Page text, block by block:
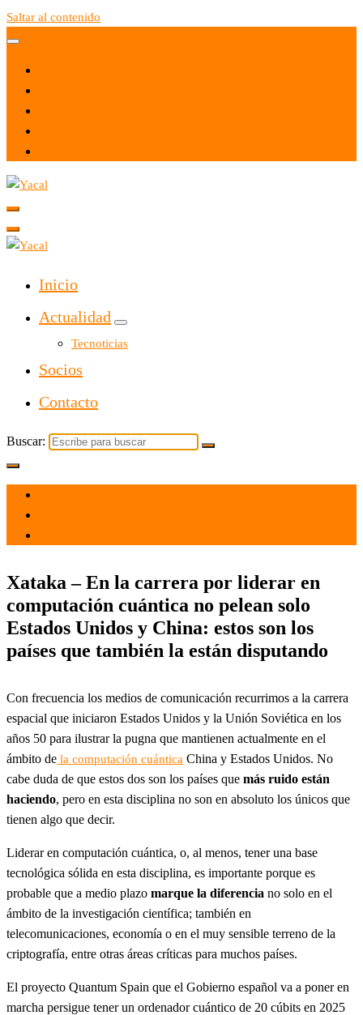
Saltar al contenido
Yacal micro hosting
Inicio
Actualidad
Tecnoticias
Socios
Contacto
Buscar:
Xataka – En la carrera por liderar en
computación cuántica no pelean solo
Estados Unidos y China: estos son los
países que también la están disputando
Con frecuencia los medios de comunicación recurrimos a la carrera
espacial que iniciaron Estados Unidos y la Unión Soviética en los
años 50 para ilustrar la pugna que mantienen actualmente en el
ámbito de la computación cuántica China y Estados Unidos. No
cabe duda de que estos dos son los países que más ruido están
haciendo, pero en esta disciplina no son en absoluto los únicos que
tienen algo que decir.
Liderar en computación cuántica, o, al menos, tener una base
tecnológica sólida en esta disciplina, es importante porque es
probable que a medio plazo marque la diferencia no solo en el
ámbito de la investigación científica; también en
telecomunicaciones, economía o en el muy sensible terreno de la
criptografía, entre otras áreas críticas para muchos países.
El proyecto Quantum Spain que el Gobierno español va a poner en
marcha persigue tener un ordenador cuántico de 20 cúbits en 2025